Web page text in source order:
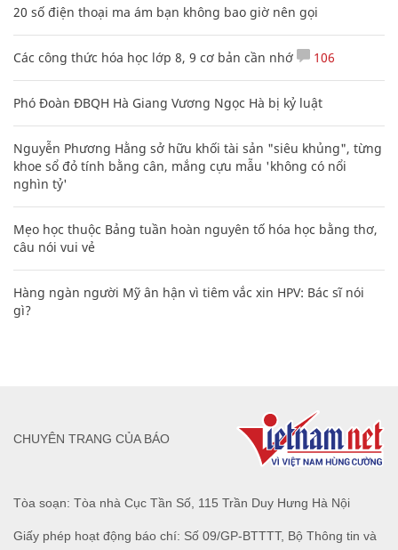
20 số điện thoại ma ám bạn không bao giờ nên gọi
Các công thức hóa học lớp 8, 9 cơ bản cần nhớ 106
Phó Đoàn ĐBQH Hà Giang Vương Ngọc Hà bị kỷ luật
Nguyễn Phương Hằng sở hữu khối tài sản "siêu khủng", từng
khoe sổ đỏ tính bằng cân, mắng cựu mẫu 'không có nổi
nghìn tỷ'
Mẹo học thuộc Bảng tuần hoàn nguyên tố hóa học bằng thơ,
câu nói vui vẻ
Hàng ngàn người Mỹ ân hận vì tiêm vắc xin HPV: Bác sĩ nói
gì?
Tòa soạn: Tòa nhà Cục Tần Số, 115 Trần Duy Hưng Hà Nội
Giấy phép hoạt động báo chí: Số 09/GP-BTTTT, Bộ Thông tin và
CHUYÊN TRANG CỦA BÁO